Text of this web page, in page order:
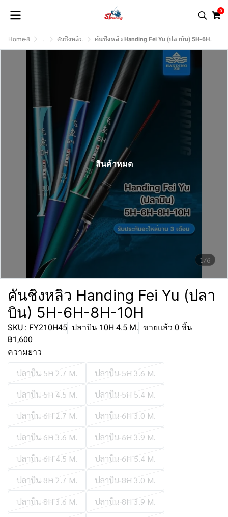
0
Home-8 ... คันชิงหลิว. คันชิงหลิว Handing Fei Yu (ปลาบิน) 5H-6H-8H-10H
1/6
สินค้าหมด
คันชิงหลิว Handing Fei Yu (ปลา
บิน) 5H-6H-8H-10H
SKU : FY210H45 ปลาบิน 10H 4.5 M. ขายแล้ว 0 ชิ้น
฿1,600
ความยาว
ปลาบิน 5H 2.7 M.
ปลาบิน 5H 3.6 M.
ปลาบิน 5H 4.5 M.
ปลาบิน 5H 5.4 M.
ปลาบิน 6H 2.7 M.
ปลาบิน 6H 3.0 M.
ปลาบิน 6H 3.6 M.
ปลาบิน 6H 3.9 M.
ปลาบิน 6H 4.5 M.
ปลาบิน 6H 5.4 M.
ปลาบิน 8H 2.7 M.
ปลาบิน 8H 3.0 M.
ปลาบิน 8H 3.6 M.
ปลาบิน 8H 3.9 M.